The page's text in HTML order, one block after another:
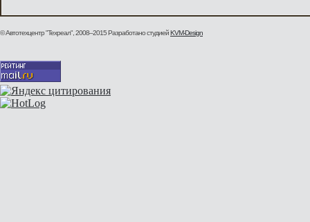
© Автотехцентр "Техреал", 2008–2015Разработано студиейKVM-Design